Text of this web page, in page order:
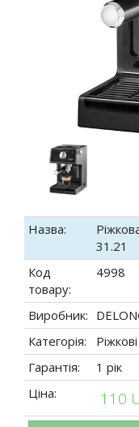
Назва:
31.21
Код
товару:
4998
Виробник:
Категорія:
Гарантія:
1 рік
Ціна:
110